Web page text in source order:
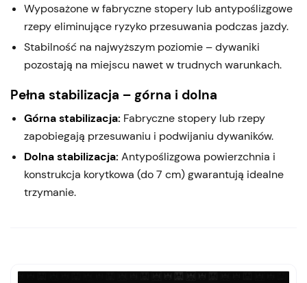
Wyposażone w fabryczne stopery lub antypoślizgowe
rzepy eliminujące ryzyko przesuwania podczas jazdy.
Stabilność na najwyższym poziomie – dywaniki
pozostają na miejscu nawet w trudnych warunkach.
Pełna stabilizacja – górna i dolna
Górna stabilizacja: Fabryczne stopery lub rzepy
zapobiegają przesuwaniu i podwijaniu dywaników.
Dolna stabilizacja: Antypoślizgowa powierzchnia i
konstrukcja korytkowa (do 7 cm) gwarantują idealne
trzymanie.